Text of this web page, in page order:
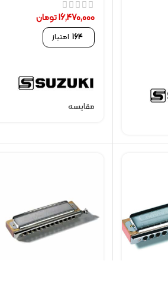
16,470,000تومان
164 امتیاز
مقایسه